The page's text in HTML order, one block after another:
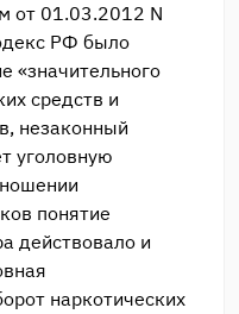
от 01.03.2012 N
РФ было
«значительного
средств и
незаконный
уголовную
понятие
действовало и
наркотических